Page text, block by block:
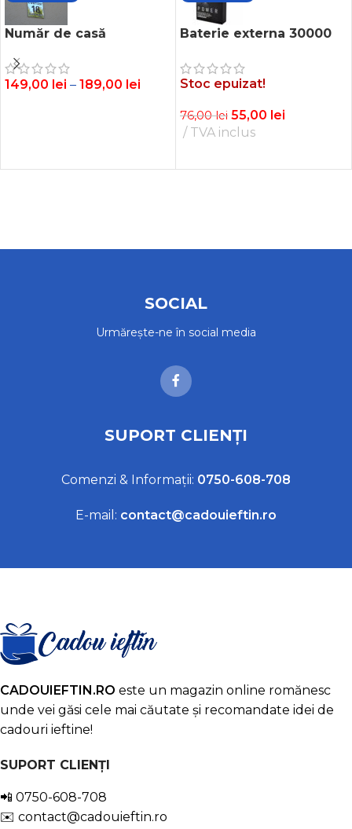
Număr de casă
149,00 lei – 189,00 lei
Baterie externa 30000
Led si 3 iesiri USB
Stoc epuizat!
76,00lei 55,00 lei
TVA inclus
SOCIAL
Urmărește-ne în social media
SUPORT CLIENȚI
Comenzi & Informații: 0750-608-708
E-mail: contact@cadouieftin.ro
CADOUIEFTIN.RO este un magazin online romănesc
unde vei găsi cele mai căutate și recomandate idei de
cadouri ieftine!
SUPORT CLIENȚI
📲 0750-608-708
✉️ contact@cadouieftin.ro